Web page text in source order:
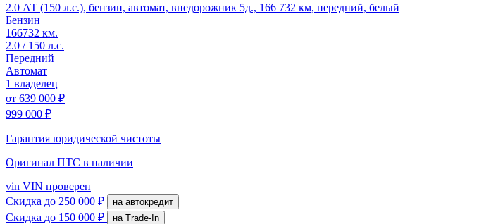
2.0 АТ (150 л.с.), бензин, автомат, внедорожник 5д., 166 732 км, передний, белый
Бензин
166732 км.
2.0 / 150 л.с.
Передний
Автомат
1 владелец
от 639 000 ₽
999 000 ₽
Гарантия юридической чистоты
Оригинал ПТС в наличии
vin VIN проверен
Скидка до 250 000 ₽ на автокредит
Скидка до 150 000 ₽
на Trade-In